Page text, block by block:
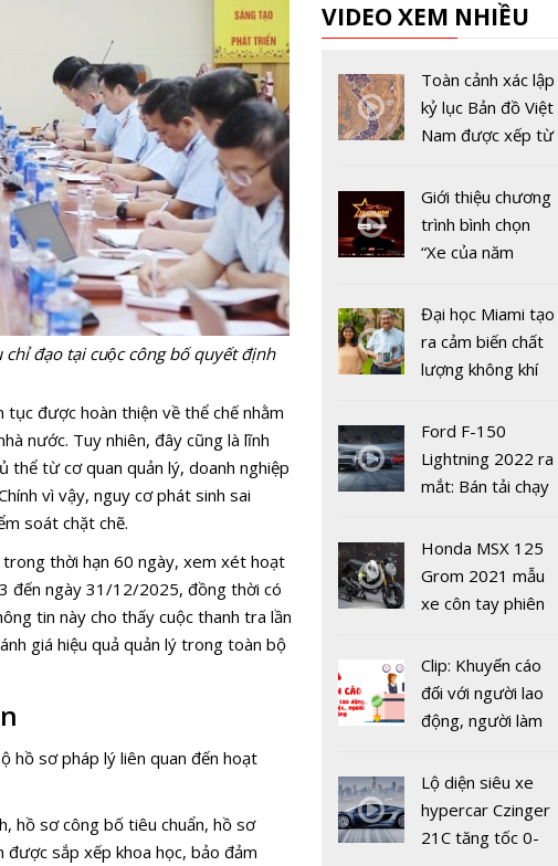
đạo tại cuộc công bố quyết định
được hoàn thiện về thể chế nhằm
nước. Tuy nhiên, đây cũng là lĩnh
thể từ cơ quan quản lý, doanh nghiệp
vì vậy, nguy cơ phát sinh sai
soát chặt chẽ.
thời hạn 60 ngày, xem xét hoạt
đến ngày 31/12/2025, đồng thời có
tin này cho thấy cuộc thanh tra lần
giá hiệu quả quản lý trong toàn bộ
hồ sơ pháp lý liên quan đến hoạt
hồ sơ công bố tiêu chuẩn, hồ sơ
được sắp xếp khoa học, bảo đảm
toàn quốc từ 1/7
kết chặt chẽ với
xây dựng, phát
triển chính phủ số
Bắc Ninh nỗ lực
CNTT phát triển
kinh tế số
Chuyển đổi số là
Chuyển từ công
thông tin +
VIDEO XEM NHIỀU
Toàn cảnh xác lập
kỷ lục Bản đồ Việt
Nam được xếp từ
năm 2022
Giới thiệu chương
trình bình chọn
“Xe của năm
Đại học Miami tạo
ra cảm biến chất
lượng không khí
19
Ford F-150
Lightning 2022 ra
mắt: Bán tải chạy
chưa đến 40 nghìn
USD
Honda MSX 125
Grom 2021 mẫu
xe côn tay phiên
Clip: Khuyến cáo
đối với người lao
động, người làm
hàng tại khu dịch
vụ trong dịch
Covid-19
Lộ diện siêu xe
hypercar Czinger
21C tăng tốc 0-